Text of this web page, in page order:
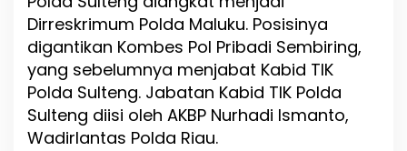
Dirreskrimum Polda Maluku. Posisinya
digantikan Kombes Pol Pribadi Sembiring,
yang sebelumnya menjabat Kabid TIK
Polda Sulteng. Jabatan Kabid TIK Polda
Sulteng diisi oleh AKBP Nurhadi Ismanto,
Wadirlantas Polda Riau.